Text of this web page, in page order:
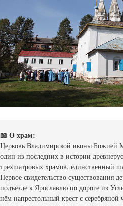
📖 О храм:
Церковь Владимирской иконы
один из последних в истории
трёхшатровых храмов, единственный
Первое свидетельство существования
подъезде к Ярославлю по дороге из
нём напрестольный крест с серебряной